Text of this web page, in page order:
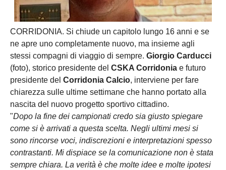
CORRIDONIA. Si chiude un capitolo lungo 16 anni e se
ne apre uno completamente nuovo, ma insieme agli
stessi compagni di viaggio di sempre. Giorgio Carducci
(foto), storico presidente del CSKA Corridonia e futuro
presidente del Corridonia Calcio, interviene per fare
chiarezza sulle ultime settimane che hanno portato alla
nascita del nuovo progetto sportivo cittadino.
"Dopo la fine dei campionati credo sia giusto spiegare
come si è arrivati a questa scelta. Negli ultimi mesi si
sono rincorse voci, indiscrezioni e interpretazioni spesso
contrastanti. Mi dispiace se la comunicazione non è stata
sempre chiara. La verità è che molte idee e molte ipotesi